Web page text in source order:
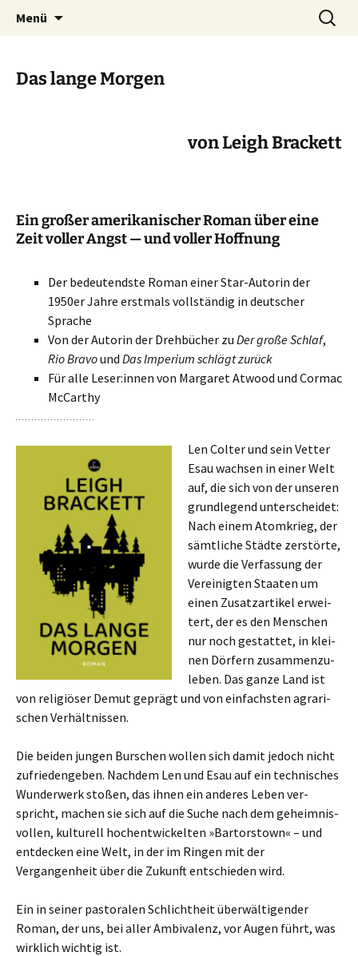
Carcosa
Phantastische Weltliteratur
Menü
Suchen
nach:
Das lange Morgen
von Leigh Brackett
Ein großer amerikanischer Roman über eine
Zeit voller Angst — und voller Hoffnung
Der bedeu­tend­ste Roman einer Star-Autorin der
1950er Jahre erst­mals voll­stän­dig in deut­scher
Sprache
Von der Autorin der Drehbücher zu Der große Schlaf,
Rio Bravound Das Imperium schlägt zurück
Für alle Leser:innen von Margaret Atwood und Cormac
McCarthy
Len Colter und sein Vetter
Esau wach­sen in einer Welt
auf, die sich von der unse­ren
grund­le­gend unter­schei­det:
Nach einem Atomkrieg, der
sämt­li­che Städte zer­störte,
wurde die Verfassung der
Vereinigten Staaten um
einen Zusatzartikel erwei­
tert, der es den Menschen
nur noch gestat­tet, in klei­
nen Dörfern zusam­men­zu­
le­ben. Das ganze Land ist
von reli­giö­ser Demut geprägt und von ein­fach­sten agra­ri­
schen Verhältnissen.
Die beiden jungen Burschen wollen sich damit jedoch nicht
zufrie­den­ge­ben. Nachdem Len und Esau auf ein tech­ni­sches
Wunderwerk stoßen, das ihnen ein ande­res Leben ver­
spricht, machen sie sich auf die Suche nach dem geheim­nis­
vol­len, kul­tu­rell hoch­ent­wickel­ten »Bartorstown« – und
ent­decken eine Welt, in der im Ringen mit der
Vergangenheit über die Zukunft ent­schie­den wird.
Ein in seiner pasto­ra­len Schlichtheit über­wäl­ti­gen­der
Roman, der uns, bei aller Ambivalenz, vor Augen führt, was
wirk­lich wich­tig ist.